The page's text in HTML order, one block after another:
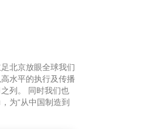
北京放眼全球我们
水平的执行及传播
列。 同时我们也
为“从中国制造到